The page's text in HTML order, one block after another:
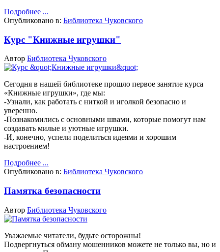
Подробнее ...
Опубликовано в: Библиотека Чуковского
Курс "Книжные игрушки"
Автор Библиотека Чуковского
Сегодня в нашей библиотеке прошло первое занятие курса
«Книжные игрушки», где мы:
-Узнали, как работать с ниткой и иголкой безопасно и
уверенно.
-Познакомились с основными швами, которые помогут нам
создавать милые и уютные игрушки.
-И, конечно, успели поделиться идеями и хорошим
настроением!
Подробнее ...
Опубликовано в: Библиотека Чуковского
Памятка безопасности
Автор Библиотека Чуковского
Уважаемые читатели, будьте осторожны!
Подвергнуться обману мошенников можете не только вы, но и